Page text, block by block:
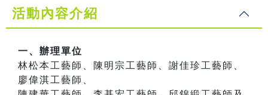
活動內容介紹
一、辦理單位
林松本工藝師、陳明宗工藝師、謝佳珍工藝師、
廖偉淇工藝師、